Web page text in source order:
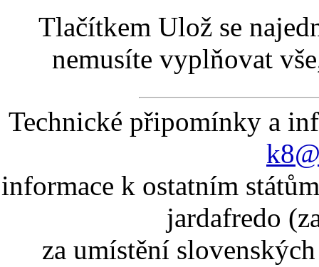
Tlačítkem Ulož se
nemusíte vyplňovat
Technické připomínky a
informace k ostatním
jardafredo
za umístění